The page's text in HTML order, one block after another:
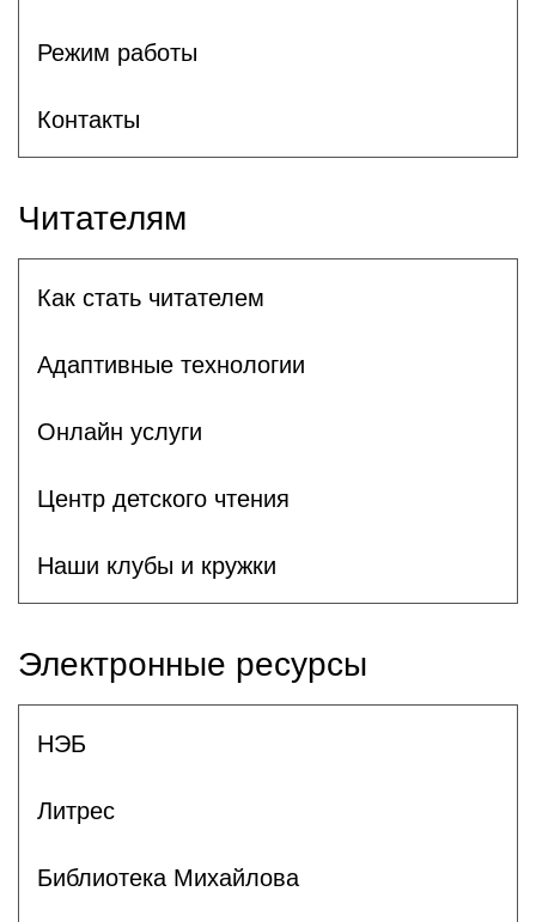
Режим работы
Контакты
Читателям
Как стать читателем
Адаптивные технологии
Онлайн услуги
Центр детского чтения
Наши клубы и кружки
Электронные ресурсы
НЭБ
Литрес
Библиотека Михайлова